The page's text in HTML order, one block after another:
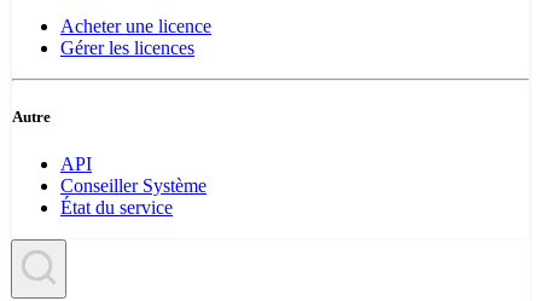
Acheter une licence
Gérer les licences
Autre
API
Conseiller Système
État du service